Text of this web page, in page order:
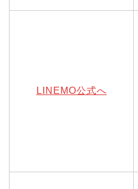
LINEMO公式へ